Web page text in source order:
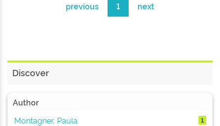
previous 1 next
Discover
Author
Montagner, Paula
1